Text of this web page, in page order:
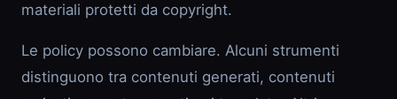
materiali protetti da copyright.
Le policy possono cambiare. Alcuni strumenti
distinguono tra contenuti generati, contenuti